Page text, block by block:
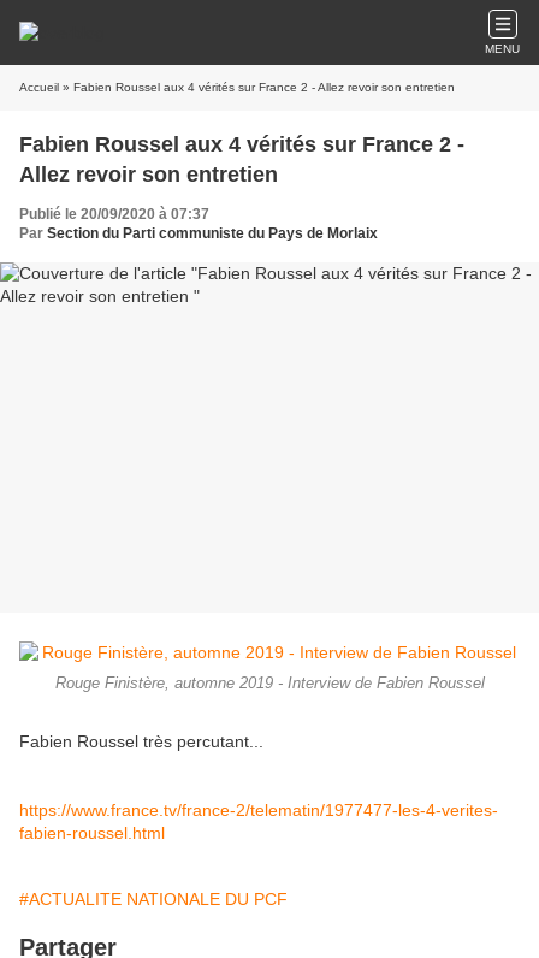
MENU
Accueil » Fabien Roussel aux 4 vérités sur France 2 - Allez revoir son entretien
Fabien Roussel aux 4 vérités sur France 2 -
Allez revoir son entretien
Publié le 20/09/2020 à 07:37
Par Section du Parti communiste du Pays de Morlaix
Rouge Finistère, automne 2019 - Interview de Fabien Roussel
Fabien Roussel très percutant...
https://www.france.tv/france-2/telematin/1977477-les-4-verites-
fabien-roussel.html
#ACTUALITE NATIONALE DU PCF
Partager